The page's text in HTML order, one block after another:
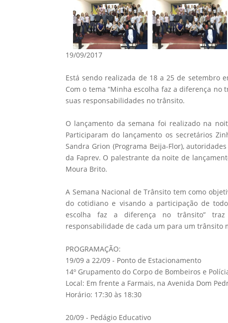
19/09/2017
Está sendo realizada de 18 a 25 de setembro
Com o tema “Minha escolha faz a diferença
suas responsabilidades no trânsito.
O lançamento da semana foi realizado na
Participaram do lançamento os secretários
Sandra Grion (Programa Beija-Flor),
da Faprev. O palestrante da noite de
Moura Brito.
A Semana Nacional de Trânsito tem como
do cotidiano e visando a participação de
escolha faz a diferença no trânsito”
responsabilidade de cada um para um trânsito
PROGRAMAÇÃO:
19/09 a 22/09 - Ponto de Estacionamento
14º Grupamento do Corpo de Bombeiros e
Local: Em frente a Farmais, na Avenida Dom
Horário: 17:30 às 18:30
20/09 - Pedágio Educativo